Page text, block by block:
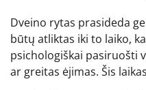
Dveino rytas prasideda
būtų atliktas iki to laiko,
psichologiškai pasiruošti
ar greitas ėjimas. Šis